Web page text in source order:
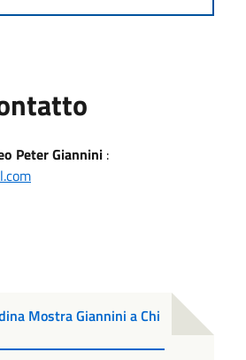
Peter Giannini :
Mostra Giannini a Chi